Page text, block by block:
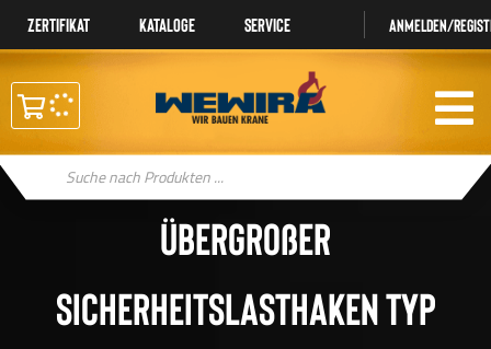
Zertifikat Kataloge Service Anmelden/
Products
search
Übergroßer
Sicherheitslasthaken Typ